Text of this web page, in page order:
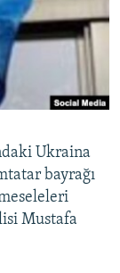
Ukraina
bayrağı
Mustafa